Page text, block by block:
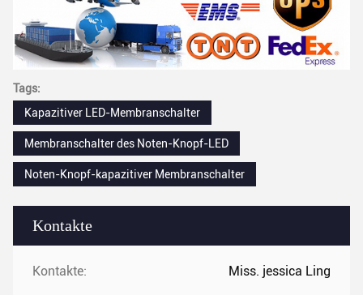
Kontakte
Kontakte: Miss. jessica Ling
Tags:
Kapazitiver LED-Membranschalter
Membranschalter des Noten-Knopf-LED
Noten-Knopf-kapazitiver Membranschalter